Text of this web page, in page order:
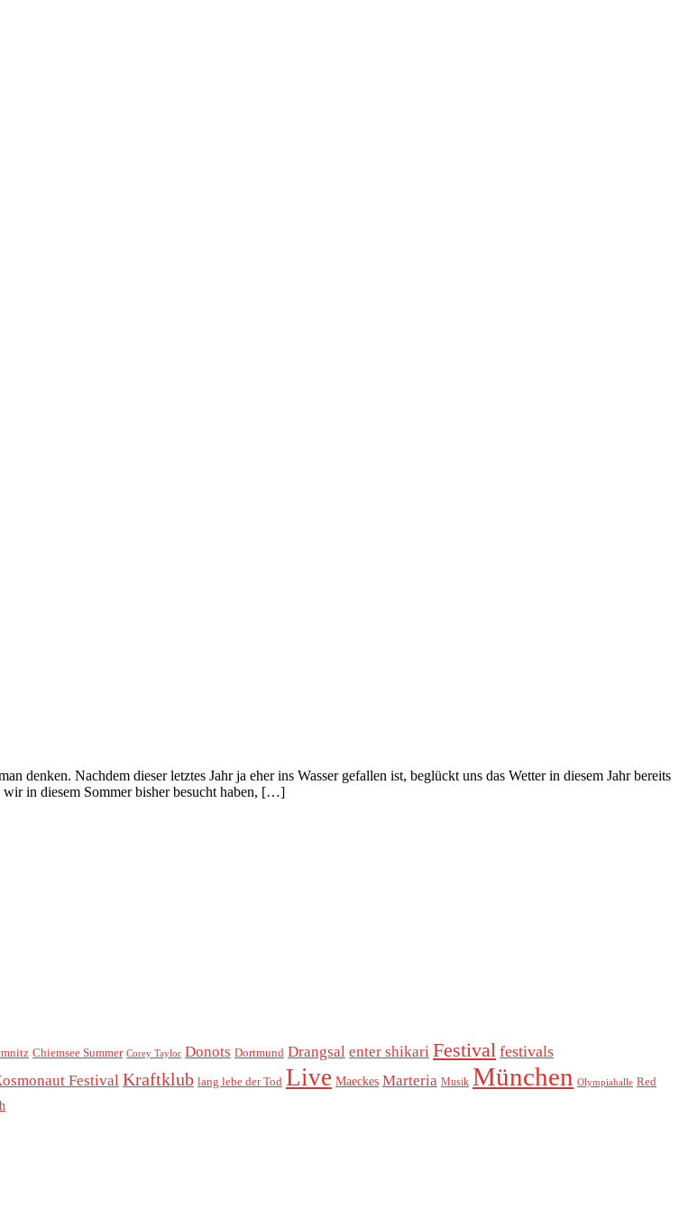
denken. Nachdem dieser letztes Jahr ja eher ins Wasser gefallen ist, beglückt uns das Wetter in diesem Jahr bereits
in diesem Sommer bisher besucht haben, […]
Chiemsee Summer Corey Taylor Donots Dortmund Drangsal enter shikari Festival festivals
Festival Kraftklub lang lebe der Tod Live Maeckes Marteria Musik München Olympiahalle Red